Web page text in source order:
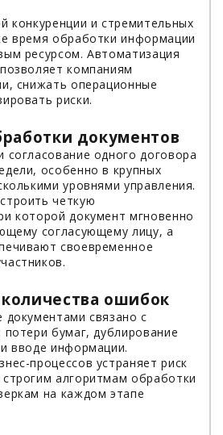
конкуренции и стремительных
время обработки информации
ресурсом. Автоматизация
компаниям
снижать операционные
риски.
документов
согласование одного договора
особенно в крупных
уровнями управления.
четкую
которой документ мгновенно
согласующему лицу, а
своевременное
ошибок
документами связано с
бумаг, дублирование
вводе информации.
процессов устраняет риск
алгоритмам обработки
на каждом этапе